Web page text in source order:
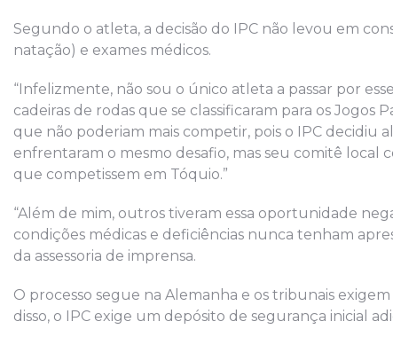
Segundo o atleta, a decisão do IPC não levou em
natação) e exames médicos.
“Infelizmente, não sou o único atleta a passar por
cadeiras de rodas que se classificaram para os
que não poderiam mais competir, pois o IPC decidiu
enfrentaram o mesmo desafio, mas seu comitê
que competissem em Tóquio.”
“Além de mim, outros tiveram essa oportunidade
condições médicas e deficiências nunca tenham
da assessoria de imprensa.
O processo segue na Alemanha e os tribunais
disso, o IPC exige um depósito de segurança inicial